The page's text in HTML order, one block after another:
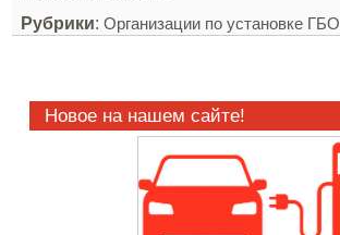
Рубрики:Организации по установке ГБО
Новое на нашем сайте!